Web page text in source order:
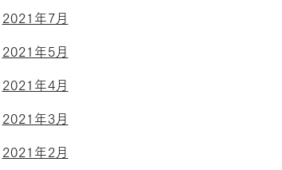
2021年7月
2021年5月
2021年4月
2021年3月
2021年2月